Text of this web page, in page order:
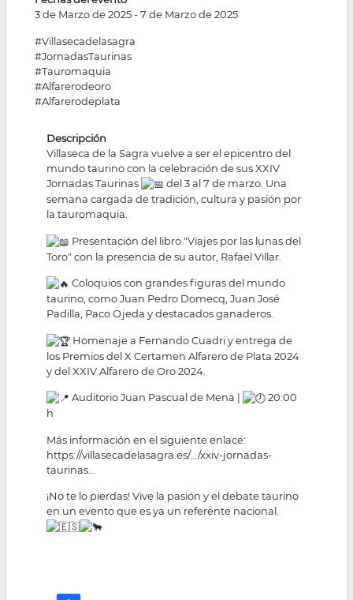
3 de Marzo de 2025-7 de Marzo de 2025
#Villasecadelasagra
#JornadasTaurinas
#Tauromaquia
#Alfarerodeoro
#Alfarerodeplata
Descripción
Villaseca de la Sagra vuelve a ser el epicentro del
mundo taurino con la celebración de sus XXIV
Jornadas Taurinas
del 3 al 7 de marzo. Una
semana cargada de tradición, cultura y pasión por
la tauromaquia.
Presentación del libro "Viajes por las lunas del
Toro" con la presencia de su autor, Rafael Villar.
Coloquios con grandes figuras del mundo
taurino, como Juan Pedro Domecq, Juan José
Padilla, Paco Ojeda y destacados ganaderos.
Homenaje a Fernando Cuadri y entrega de
los Premios del X Certamen Alfarero de Plata 2024
y del XXIV Alfarero de Oro 2024.
Auditorio Juan Pascual de Mena |
20:00
h
Más información en el siguiente enlace:
https://villasecadelasagra.es/.../xxiv-jornadas-
taurinas...
¡No te lo pierdas! Vive la pasión y el debate taurino
en un evento que es ya un referente nacional.